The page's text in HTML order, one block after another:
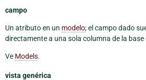
campo
Un atributo en un modelo; el campo dado
directamente a una sola columna de la base
Ve Models.
vista genérica